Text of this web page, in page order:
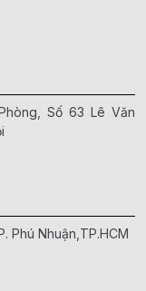
Số 63 Lê Văn
Phú Nhuận,TP.HCM